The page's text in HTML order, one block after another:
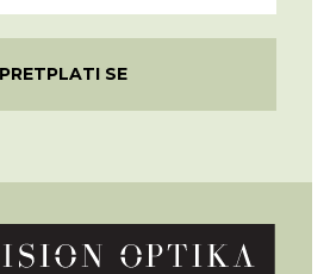
PRETPLATI SE